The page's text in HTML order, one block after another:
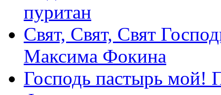
пуритан
Свят, Свят, Свят
Максима Фокина
Господь пастырь мой!